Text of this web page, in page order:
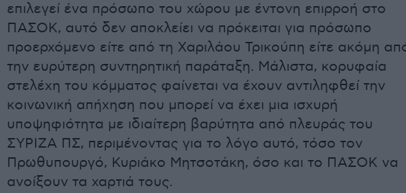
επιλεγεί ένα πρόσωπο του χώρου με έντονη επιρροή στο
ΠΑΣΟΚ, αυτό δεν αποκλείει να πρόκειται για πρόσωπο
προερχόμενο είτε από τη Χαριλάου Τρικούπη είτε ακόμη
την ευρύτερη συντηρητική παράταξη. Μάλιστα, κορυφαία
στελέχη του κόμματος φαίνεται να έχουν αντιληφθεί την
κοινωνική απήχηση που μπορεί να έχει μια ισχυρή
υποψηφιότητα με ιδιαίτερη βαρύτητα από πλευράς του
ΣΥΡΙΖΑ ΠΣ, περιμένοντας για το λόγο αυτό, τόσο τον
Πρωθυπουργό, Κυριάκο Μητσοτάκη, όσο και το ΠΑΣΟΚ να
ανοίξουν τα χαρτιά τους.